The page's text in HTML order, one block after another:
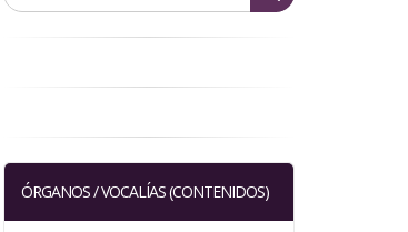
ÓRGANOS / VOCALÍAS (CONTENIDOS)